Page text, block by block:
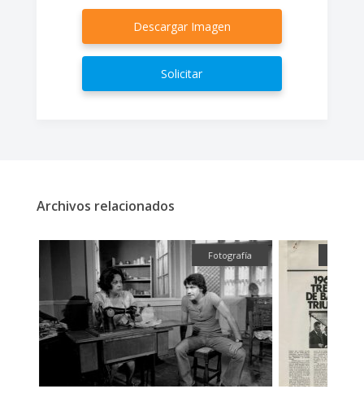
Descargar Imagen
Solicitar
Archivos relacionados
Fotografía